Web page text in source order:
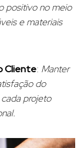
positivo no meio
e materiais
Cliente: Manter
do
projeto